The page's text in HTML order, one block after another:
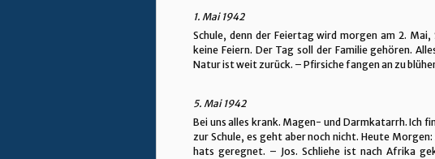
1. Mai 1942
Schule, denn der Feiertag wird morgen am 2.
keine Feiern. Der Tag soll der Familie gehören.
Natur ist weit zurück. – Pfirsiche fangen an zu
5. Mai 1942
Bei uns alles krank. Magen- und Darmkatarrh. Ich
zur Schule, es geht aber noch nicht. Heute
hats geregnet. – Jos. Schliehe ist nach Afrika